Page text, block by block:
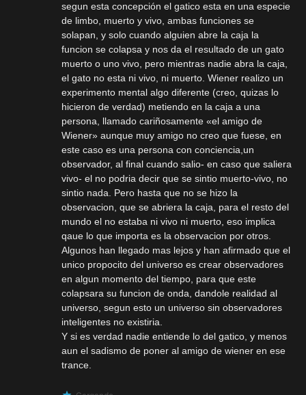
segun esta concepción el gatico esta en una especie
de limbo, muerto y vivo, ambas funciones se
solapan, y solo cuando alguien abre la caja la
funcion se colapsa y nos da el resultado de un gato
muerto o uno vivo, pero mientras nadie abra la caja,
el gato no esta ni vivo, ni muerto. Wiener realizo un
experimento mental algo diferente (creo, quizas lo
hicieron de verdad) metiendo en la caja a una
persona, llamado cariñosamente «el amigo de
Wiener» aunque muy amigo no creo que fuese, en
este caso es una persona con conciencia,un
observador, al final cuando salio- en caso que saliera
vivo- el no podria decir que se sintio muerto-vivo, no
sintio nada. Pero hasta que no se hizo la
observacion, que se abriera la caja, para el resto del
mundo el no estaba ni vivo ni muerto, eso implica
qaue lo que importa es la observacion por otros.
Algunos han llegado mas lejos y han afirmado que el
unico propocito del universo es crear observadores
en algun momento del tiempo, para que este
colapsara su funcion de onda, dandole realidad al
universo, segun esto un universo sin observadores
inteligentes no existiria.
Y si es verdad nadie entiende lo del gatico, y menos
aun el sadismo de poner al amigo de wiener en ese
trance.